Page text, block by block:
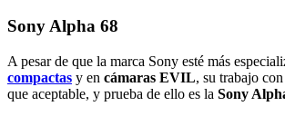
Sony Alpha 68
A pesar de que la marca Sony esté más
compactas y en cámaras EVIL, su trabajo
que aceptable, y prueba de ello es la Sony